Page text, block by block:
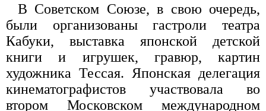
В Советском Союзе, в свою очередь,
были организованы гастроли театра
Кабуки, выставка японской детской
книги и игрушек, гравюр, картин
художника Тессая. Японская делегация
кинематографистов участвовала во
втором Московском международном